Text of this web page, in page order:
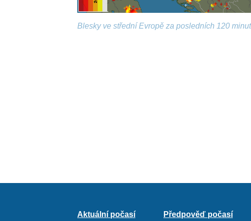
Blesky ve střední Evropě za posledních 120
Aktuální počasí Předpověď počasí